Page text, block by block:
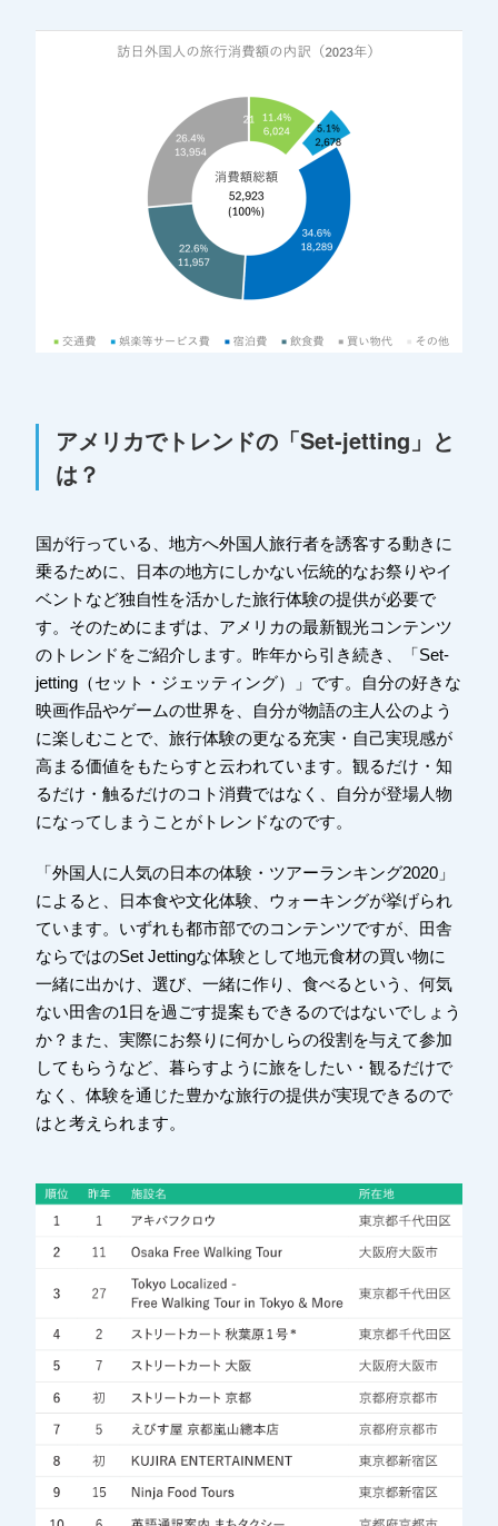
アメリカでトレンドの「Set-jetting」と
は？
国が行っている、地方へ外国人旅行者を誘客する動きに
乗るために、日本の地方にしかない伝統的なお祭りやイ
ベントなど独自性を活かした旅行体験の提供が必要で
す。 そのためにまずは、アメリカの最新観光コンテンツ
のトレンドをご紹介します。昨年から引き続き、「Set-
jetting（セット・ジェッティング）」です。自分の好きな
映画作品やゲームの世界を、自分が物語の主人公のよう
に楽しむことで、旅行体験の更なる充実・自己実現感が
高まる価値をもたらすと云われています。観るだけ・知
るだけ・触るだけのコト消費ではなく、自分が登場人物
になってしまうことがトレンドなのです。
「外国人に人気の日本の体験・ツアーランキング2020」
によると、日本食や文化体験、ウォーキングが挙げられ
ています。いずれも都市部でのコンテンツですが、田舎
ならではのSet Jettingな体験として地元食材の買い物に
一緒に出かけ、選び、一緒に作り、食べるという、何気
ない田舎の1日を過ごす提案もできるのではないでしょう
か？また、実際にお祭りに何かしらの役割を与えて参加
してもらうなど、暮らすように旅をしたい・観るだけで
なく、体験を通じた豊かな旅行の提供が実現できるので
はと考えられます。